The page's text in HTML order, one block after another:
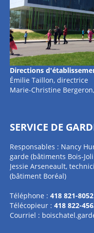
Directions
Émilie Taillon, directrice
Marie-Christine
SERVICE DE
Responsables : Nancy
garde (bâtiments Bois-
Jessie Arseneault,
(bâtiment Boréal)
Téléphone : 418 821-8052
Télécopieur : 418 822-
Courriel :